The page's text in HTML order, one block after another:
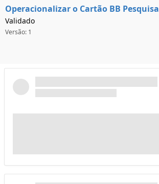
Operacionalizar o Cartão BB Pesquisa
Validado
Versão: 1